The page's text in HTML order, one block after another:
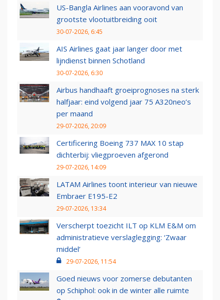
US-Bangla Airlines aan vooravond van
grootste vlootuitbreiding ooit
30-07-2026, 6:45
AIS Airlines gaat jaar langer door met
lijndienst binnen Schotland
30-07-2026, 6:30
Airbus handhaaft groeiprognoses na sterk
halfjaar: eind volgend jaar 75 A320neo’s
per maand
29-07-2026, 20:09
Certificering Boeing 737 MAX 10 stap
dichterbij: vliegproeven afgerond
29-07-2026, 14:09
LATAM Airlines toont interieur van nieuwe
Embraer E195-E2
29-07-2026, 13:34
Verscherpt toezicht ILT op KLM E&M om
administratieve verslaglegging: ‘Zwaar
middel’
29-07-2026, 11:54
Goed nieuws voor zomerse debutanten
op Schiphol: ook in de winter alle ruimte